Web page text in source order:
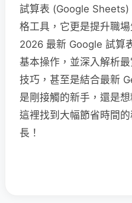
試算表 (Google Sheets)
格工具，它更是提升職
2026 最新 Google 試算
基本操作，並深入解析
技巧，甚至是結合最新
是剛接觸的新手，還是
這裡找到大幅節省時間
長！